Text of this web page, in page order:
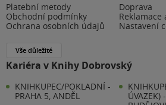
Platební metody
Doprava
Obchodní podmínky
Reklamace
Ochrana osobních údajů
Nastavení
Vše důležité
Kariéra v Knihy Dobrovský
KNIHKUPEC/POKLADNÍ -
PRAHA 5, ANDĚL
ÚVAZEK)